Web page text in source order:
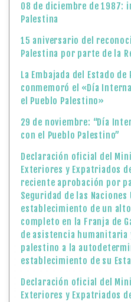
08 de diciembre de 1987:
Palestina
15 aniversario del
Palestina por parte de la
La Embajada del Estado
conmemoró el «Día
el Pueblo Palestino»
29 de noviembre: “Día
con el Pueblo Palestino”
Declaración oficial del
Exteriores y Expatriados
reciente aprobación por
Seguridad de las
establecimiento de un
completo en la Franja de
de asistencia humanitaria
palestino a la
establecimiento de su
Declaración oficial del
Exteriores y Expatriados